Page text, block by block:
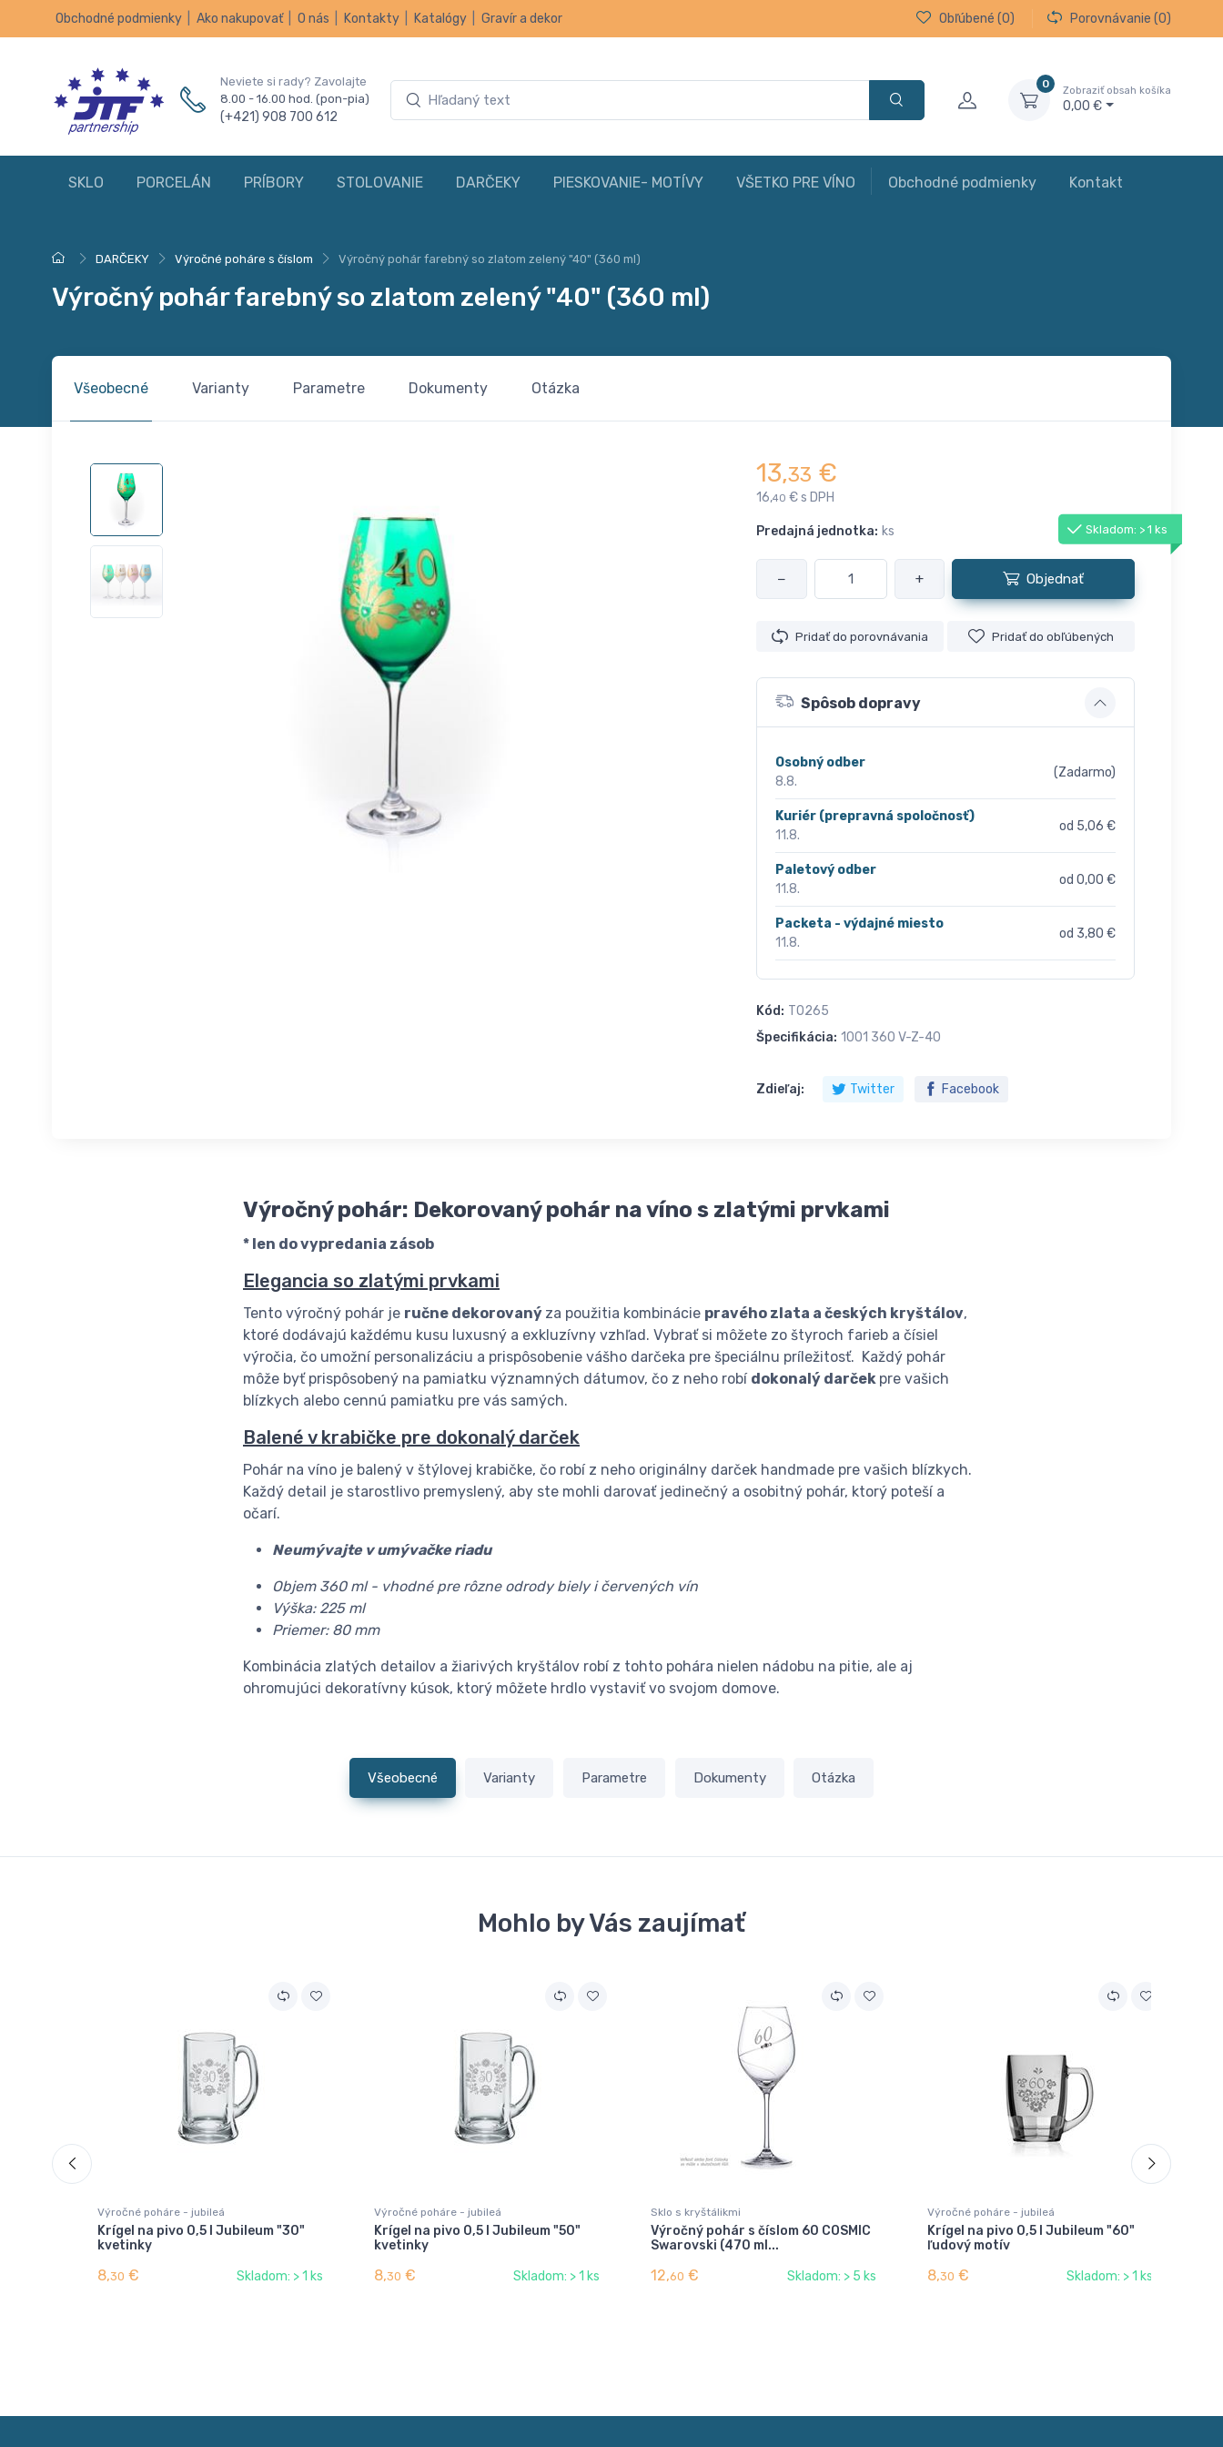
Obchodné podmienky Ako nakupovať O nás Kontakty Katalógy Gravír a dekor Obľúbené (0) Porovnávanie (0)
Neviete si rady? Zavolajte
8.00 - 16.00 hod. (pon-pia)
(+421) 908 700 612
0
Zobraziť obsah košíka
0,00 €
SKLO PORCELÁN PRÍBORY STOLOVANIE DARČEKY PIESKOVANIE- MOTÍVY VŠETKO PRE VÍNO Obchodné podmienky Kontakt
DARČEKY Výročné poháre s číslom Výročný pohár farebný so zlatom zelený "40" (360 ml)
Výročný pohár farebný so zlatom zelený "40" (360 ml)
Všeobecné Varianty Parametre Dokumenty Otázka
13,33 €
16,40 € s DPH
Predajná jednotka: ks Skladom: > 1 ks
− + Objednať
Pridať do porovnávania Pridať do obľúbených
Spôsob dopravy
Osobný odber
8.8.
(Zadarmo)
Kuriér (prepravná spoločnosť)
11.8.
od 5,06 €
Paletový odber
11.8.
od 0,00 €
Packeta - výdajné miesto
11.8.
od 3,80 €
Kód: T0265
Špecifikácia: 1001 360 V-Z-40
Zdieľaj: Twitter Facebook
Výročný pohár: Dekorovaný pohár na víno s zlatými prvkami
* len do vypredania zásob
Elegancia so zlatými prvkami
Tento výročný pohár je ručne dekorovaný za použitia kombinácie pravého zlata a českých kryštálov,
ktoré dodávajú každému kusu luxusný a exkluzívny vzhľad. Vybrať si môžete zo štyroch farieb a čísiel
výročia, čo umožní personalizáciu a prispôsobenie vášho darčeka pre špeciálnu príležitosť. Každý pohár
môže byť prispôsobený na pamiatku významných dátumov, čo z neho robí dokonalý darček pre vašich
blízkych alebo cennú pamiatku pre vás samých.
Balené v krabičke pre dokonalý darček
Pohár na víno je balený v štýlovej krabičke, čo robí z neho originálny darček handmade pre vašich blízkych.
Každý detail je starostlivo premyslený, aby ste mohli darovať jedinečný a osobitný pohár, ktorý poteší a
očarí.
Neumývajte v umývačke riadu
Objem 360 ml - vhodné pre rôzne odrody biely i červených vín
Výška: 225 ml
Priemer: 80 mm
Kombinácia zlatých detailov a žiarivých kryštálov robí z tohto pohára nielen nádobu na pitie, ale aj
ohromujúci dekoratívny kúsok, ktorý môžete hrdlo vystaviť vo svojom domove.
Všeobecné Varianty Parametre Dokumenty Otázka
Mohlo by Vás zaujímať
Výročné poháre - jubileá
Krígel na pivo 0,5 l Jubileum "30"
kvetinky
8,30 € Skladom: > 1 ks
Výročné poháre - jubileá
Krígel na pivo 0,5 l Jubileum "50"
kvetinky
8,30 € Skladom: > 1 ks
Sklo s kryštálikmi
Výročný pohár s číslom 60 COSMIC
Swarovski (470 ml...
12,60 € Skladom: > 5 ks
Výročné poháre - jubileá
Krígel na pivo 0,5 l Jubileum "60"
ľudový motív
8,30 € Skladom: > 1 ks